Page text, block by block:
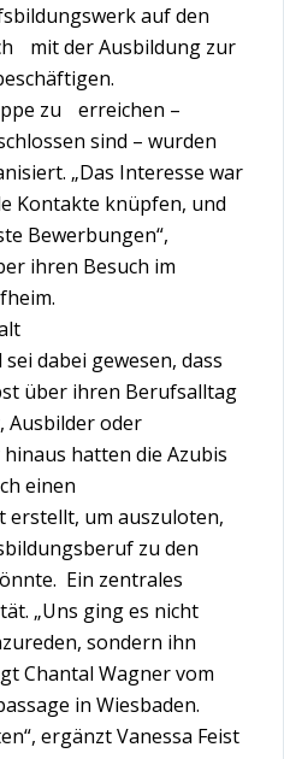
auf den
mit der Ausbildung zur
zu erreichen –
sind – wurden
„Das Interesse war
Kontakte knüpfen, und
Bewerbungen“,
ihren Besuch im
dabei gewesen, dass
über ihren Berufsalltag
Ausbilder oder
hatten die Azubis
einen
erstellt, um auszuloten,
zu den
Ein zentrales
„Uns ging es nicht
sondern ihn
Chantal Wagner vom
in Wiesbaden.
ergänzt Vanessa Feist